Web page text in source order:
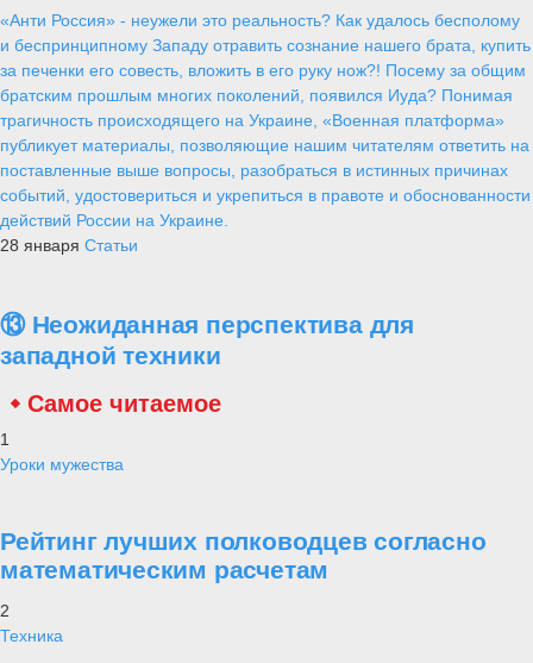
«Анти Россия» - неужели это реальность? Как удалось бесполому
и беспринципному Западу отравить сознание нашего брата, купить
за печенки его совесть, вложить в его руку нож?! Посему за общим
братским прошлым многих поколений, появился Иуда? Понимая
трагичность происходящего на Украине, «Военная платформа»
публикует материалы, позволяющие нашим читателям ответить на
поставленные выше вопросы, разобраться в истинных причинах
событий, удостовериться и укрепиться в правоте и обоснованности
действий России на Украине.
28 января Статьи
⑬ Неожиданная перспектива для
западной техники
Самое читаемое
1
Уроки мужества
Рейтинг лучших полководцев согласно
математическим расчетам
2
Техника